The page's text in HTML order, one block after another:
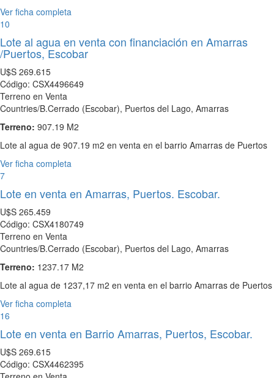
Ver ficha completa
10
Lote al agua en venta con financiación en Amarras
/Puertos, Escobar
U$S 269.615
Código: CSX4496649
Terreno en Venta
Countries/B.Cerrado (Escobar), Puertos del Lago, Amarras
Terreno: 907.19 M2
Lote al agua de 907.19 m2 en venta en el barrio Amarras de Puertos
Ver ficha completa
7
Lote en venta en Amarras, Puertos. Escobar.
U$S 265.459
Código: CSX4180749
Terreno en Venta
Countries/B.Cerrado (Escobar), Puertos del Lago, Amarras
Terreno: 1237.17 M2
Lote al agua de 1237,17 m2 en venta en el barrio Amarras de Puertos
Ver ficha completa
16
Lote en venta en Barrio Amarras, Puertos, Escobar.
U$S 269.615
Código: CSX4462395